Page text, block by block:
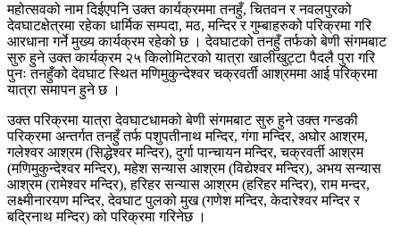
महोत्सवको नाम दिईएपनि उक्त कार्यक्रममा तनहुँ, चितवन र नवलपुरको
देवघाटक्षेत्रमा रहेका धार्मिक सम्पदा, मठ, मन्दिर र गुम्बाहरुको परिक्रमा गरि
आरधाना गर्ने मुख्य कार्यक्रम रहेको छ । देवघाटको तनहुँ तर्फको बेणी संगमबाट
सुरु हुने उक्त कार्यक्रम २५ किलोमिटरको यात्रा खालीखुट्टा पैदलै पुरा गरि
पुनः तनहुँको देवघाट स्थित मणिमुकुन्देश्वर चक्रवर्ती आश्रममा आई परिक्रमा
यात्रा समापन हुने छ ।
उक्त परिक्रमा यात्रा देवघाटधामको बेणी संगमबाट सुरु हुने उक्त गन्डकी
परिक्रमा अन्तर्गत तनहुँ तर्फ पशुपतीनाथ मन्दिर, गंगा मन्दिर, अघोर आश्रम,
गलेश्वर आश्रम (सिद्धेश्वर मन्दिर), दुर्गा पान्चायन मन्दिर, चक्रवर्ती आश्रम
(मणिमुकुन्देश्वर मन्दिर), महेश सन्यास आश्रम (विद्येश्वर मन्दिर), अभय सन्यास
आश्रम (रामेश्वर मन्दिर), हरिहर सन्यास आश्रम (हरिहर मन्दिर), राम मन्दर,
लक्ष्मीनारयण मन्दिर, देवघाट पुलको मुख (गणेश मन्दिर, केदारेश्वर मन्दिर र
बद्रिनाथ मन्दिर) को परिक्रमा गरिनेछ ।